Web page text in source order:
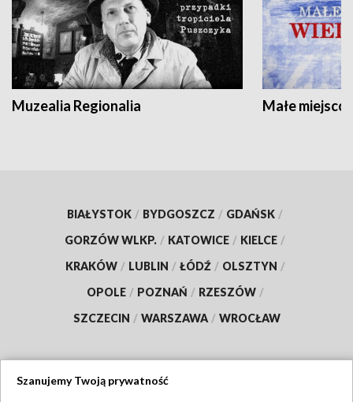
Muzealia Regionalia Małe
BIAŁYSTOK / BYDGOSZCZ / GDAŃSK /
GORZÓW WLKP. / KATOWICE / KIELCE /
KRAKÓW / LUBLIN / ŁÓDŹ / OLSZTYN /
OPOLE / POZNAŃ / RZESZÓW /
SZCZECIN / WARSZAWA / WROCŁAW
Szanujemy Twoją prywatność